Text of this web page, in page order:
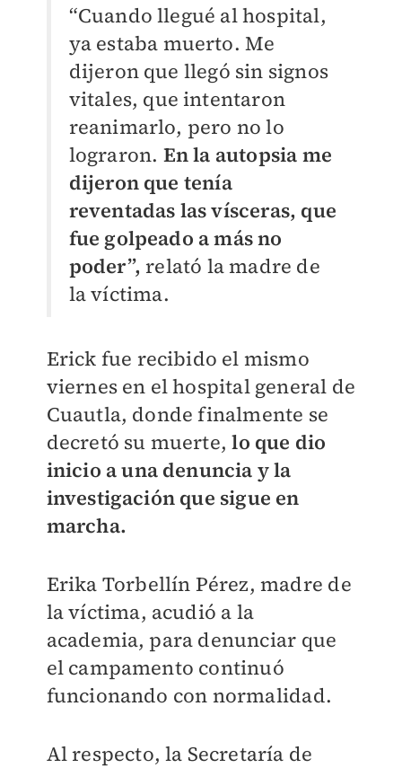
“Cuando llegué al hospital,
ya estaba muerto. Me
dijeron que llegó sin signos
vitales, que intentaron
reanimarlo, pero no lo
lograron. En la autopsia me
dijeron que tenía
reventadas las vísceras, que
fue golpeado a más no
poder”, relató la madre de
la víctima.
Erick fue recibido el mismo
viernes en el hospital general de
Cuautla, donde finalmente se
decretó su muerte,lo que dio
inicio a una denuncia y la
investigación que sigue en
marcha.
Erika Torbellín Pérez, madre de
la víctima, acudió a la
academia, para denunciar que
el campamento continuó
funcionando con normalidad.
Al respecto, la Secretaría de